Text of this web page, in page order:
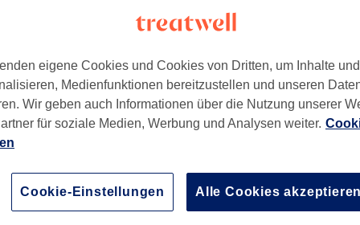
5 €
10 €
60 €
eigene Cookies und Cookies von Dritten, um Inhalte
Medienfunktionen bereitzustellen und unseren
Wir geben auch Informationen über die Nutzung unserer
für soziale Medien, Werbung und Analysen weiter.
Cookie-Einstellungen Alle Cookies akzeptieren